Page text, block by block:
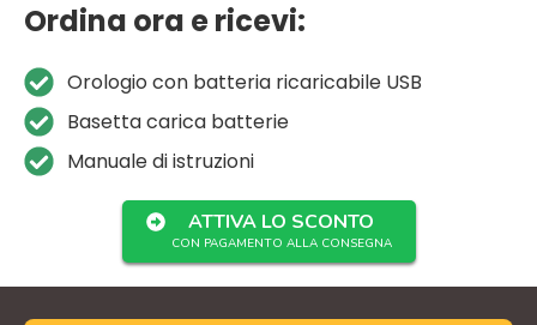
Ordina ora e ricevi:
Orologio con batteria ricaricabile USB
Basetta carica batterie
Manuale di istruzioni
ATTIVA LO SCONTO
CON PAGAMENTO ALLA CONSEGNA